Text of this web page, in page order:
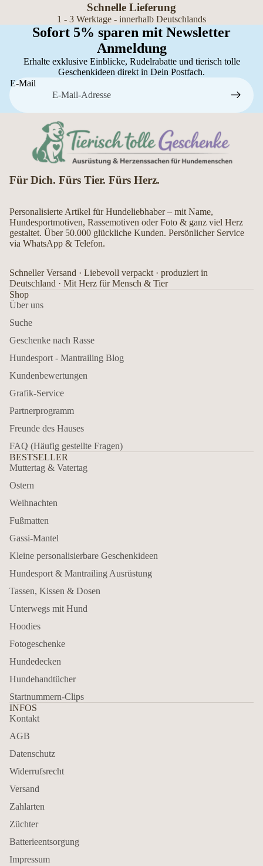
Schnelle Lieferung
1 - 3 Werktage - innerhalb Deutschlands
Sofort 5% sparen mit Newsletter
Anmeldung
Erhalte exklusive Einblicke, Rudelrabatte und tierisch tolle
Geschenkideen direkt in Dein Postfach.
E-Mail
Für Dich. Fürs Tier. Fürs Herz.
Personalisierte Artikel für Hundeliebhaber – mit Name,
Hundesportmotiven, Rassemotiven oder Foto & ganz viel Herz
gestaltet. Über 50.000 glückliche Kunden. Persönlicher Service
via WhatsApp & Telefon.
Schneller Versand · Liebevoll verpackt · produziert in
Deutschland · Mit Herz für Mensch & Tier
Shop
Über uns
Suche
Geschenke nach Rasse
Hundesport - Mantrailing Blog
Kundenbewertungen
Grafik-Service
Partnerprogramm
Freunde des Hauses
FAQ (Häufig gestellte Fragen)
BESTSELLER
Muttertag & Vatertag
Ostern
Weihnachten
Fußmatten
Gassi-Mantel
Kleine personalisierbare Geschenkideen
Hundesport & Mantrailing Ausrüstung
Tassen, Kissen & Dosen
Unterwegs mit Hund
Hoodies
Fotogeschenke
Hundedecken
Hundehandtücher
Startnummern-Clips
INFOS
Kontakt
AGB
Datenschutz
Widerrufsrecht
Versand
Zahlarten
Züchter
Batterieentsorgung
Impressum